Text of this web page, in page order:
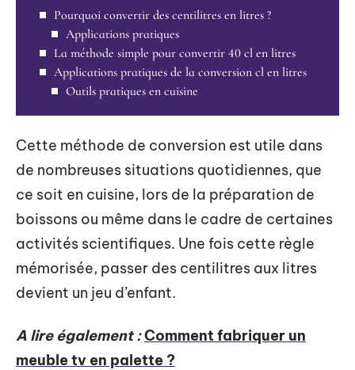
Pourquoi convertir des centilitres en litres ?
Applications pratiques
La méthode simple pour convertir 40 cl en litres
Applications pratiques de la conversion cl en litres
Outils pratiques en cuisine
Cette méthode de conversion est utile dans
de nombreuses situations quotidiennes, que
ce soit en cuisine, lors de la préparation de
boissons ou même dans le cadre de certaines
activités scientifiques. Une fois cette règle
mémorisée, passer des centilitres aux litres
devient un jeu d’enfant.
A lire également :Comment fabriquer un
meuble tv en palette ?